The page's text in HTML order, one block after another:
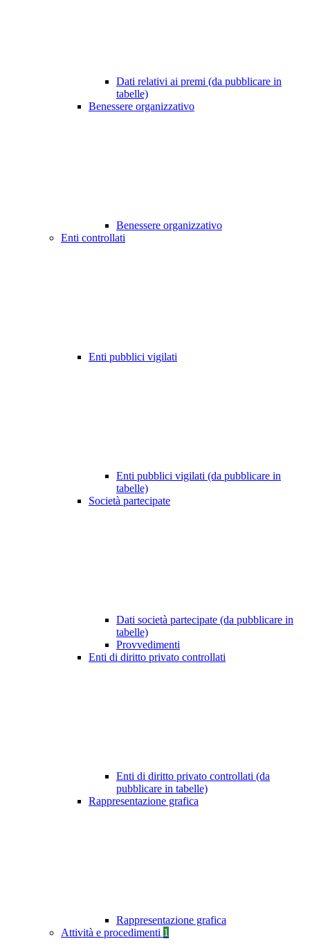
Dati relativi ai premi (da pubblicare in
tabelle)
Benessere organizzativo
Benessere organizzativo
Enti controllati
Enti pubblici vigilati
Enti pubblici vigilati (da pubblicare in
tabelle)
Società partecipate
Dati società partecipate (da pubblicare in
tabelle)
Provvedimenti
Enti di diritto privato controllati
Enti di diritto privato controllati (da
pubblicare in tabelle)
Rappresentazione grafica
Rappresentazione grafica
Attività e procedimenti 1